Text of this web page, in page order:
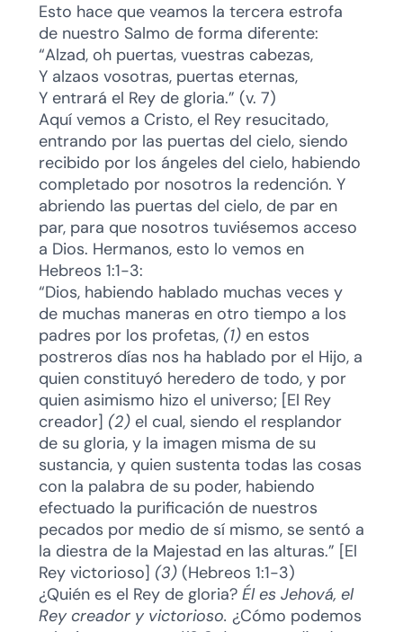
Esto hace que veamos la tercera estrofa
de nuestro Salmo de forma diferente:
“Alzad, oh puertas, vuestras cabezas,
Y alzaos vosotras, puertas eternas,
Y entrará el Rey de gloria.” (v. 7)
Aquí vemos a Cristo, el Rey resucitado,
entrando por las puertas del cielo, siendo
recibido por los ángeles del cielo, habiendo
completado por nosotros la redención. Y
abriendo las puertas del cielo, de par en
par, para que nosotros tuviésemos acceso
a Dios. Hermanos, esto lo vemos en
Hebreos 1:1-3:
“Dios, habiendo hablado muchas veces y
de muchas maneras en otro tiempo a los
padres por los profetas, (1)en estos
postreros días nos ha hablado por el Hijo, a
quien constituyó heredero de todo, y por
quien asimismo hizo el universo; [El Rey
creador] (2)el cual, siendo el resplandor
de su gloria, y la imagen misma de su
sustancia, y quien sustenta todas las cosas
con la palabra de su poder, habiendo
efectuado la purificación de nuestros
pecados por medio de sí mismo, se sentó a
la diestra de la Majestad en las alturas.” [El
Rey victorioso] (3)(Hebreos 1:1-3)
¿Quién es el Rey de gloria? Él es Jehová, el
Rey creador y victorioso. ¿Cómo podemos